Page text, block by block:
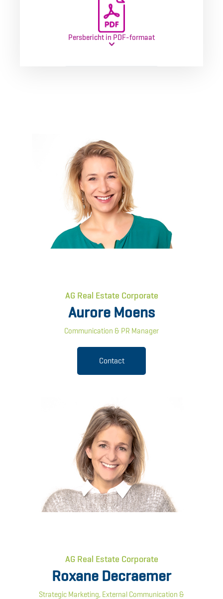
Persbericht in PDF-formaat
AG Real Estate Corporate
Aurore Moens
Communication & PR Manager
Contact
AG Real Estate Corporate
Roxane Decraemer
Strategic Marketing, External Communication &